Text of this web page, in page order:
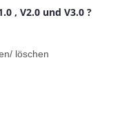
, V2.0 und V3.0 ?
löschen